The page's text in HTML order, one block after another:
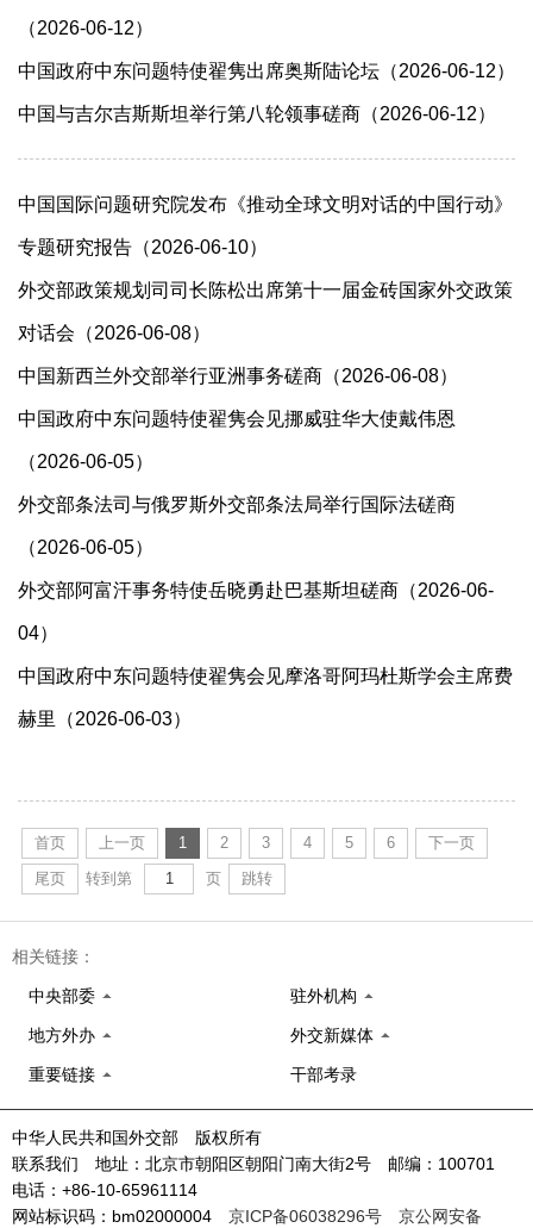
（2026-06-12）
中国政府中东问题特使翟隽出席奥斯陆论坛（2026-06-12）
中国与吉尔吉斯斯坦举行第八轮领事磋商（2026-06-12）
中国国际问题研究院发布《推动全球文明对话的中国行动》
专题研究报告（2026-06-10）
外交部政策规划司司长陈松出席第十一届金砖国家外交政策
对话会（2026-06-08）
中国新西兰外交部举行亚洲事务磋商（2026-06-08）
中国政府中东问题特使翟隽会见挪威驻华大使戴伟恩
（2026-06-05）
外交部条法司与俄罗斯外交部条法局举行国际法磋商
（2026-06-05）
外交部阿富汗事务特使岳晓勇赴巴基斯坦磋商（2026-06-
04）
中国政府中东问题特使翟隽会见摩洛哥阿玛杜斯学会主席费
赫里（2026-06-03）
首页 上一页 1 2 3 4 5 6
下一页
尾页
转到第 页 跳转
相关链接：
中央部委 驻外机构
地方外办 外交新媒体
重要链接 干部考录
中华人民共和国外交部 版权所有
联系我们 地址：北京市朝阳区朝阳门南大街2号 邮编：100701
电话：+86-10-65961114
网站标识码：bm02000004 京ICP备06038296号 京公网安备